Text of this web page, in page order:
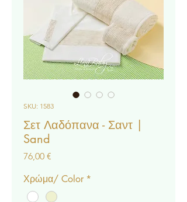
SKU: 1583
Σετ Λαδόπανα - Σαντ |
Sand
76,00 €
Χρώμα/ Color *